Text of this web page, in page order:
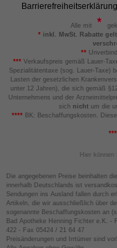
Barrierefreiheitserklärung
Alle mit
*inkl. MwSt. Rabatte
**
*** Verkaufspreis gemäß Lauer-
Spezialitätentaxe (sog. Lauer-Taxe)
Lasten der gesetzlichen
unter 12 Jahren), die sich gemäß
Unternehmens und der
sich nicht um die
****BK: Beschaffungskosten.
Hier
Die angegebenen Preise beinhalten
innerhalb Deutschlands ist
Sendungen ins Ausland fallen durch
Artikeln, die wir ausschließlich über
sogenannte Beschaffungskosten an
Bad Apotheke Henning Fichter e.K. -
422 - Fax 05424 / 21 64 47
Preisänderungen und Irrtümer sind